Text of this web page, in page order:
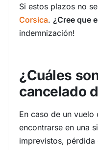
Si estos plazos no
Corsica. ¿Cree que
indemnización!
¿Cuáles
cancelado
En caso de un
encontrarse en una
imprevistos,